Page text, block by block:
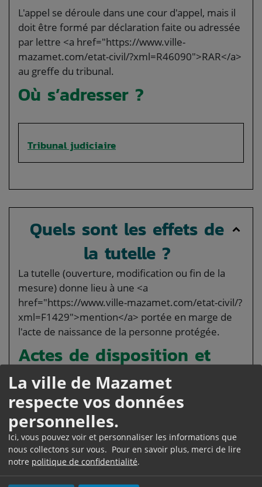
La ville de Mazamet
respecte vos données
personnelles.
Ici, vous pouvez voir et personnaliser les informations que
nous collectons sur vous. Pour en savoir plus, merci de lire
notre politique de confidentialité.
L'appel se déroule dans une cour d'appel, mais il
doit être formé par déclaration faite ou adressée
par lettre <a href="https://www.ville-
mazamet.com/etat-civil/?xml=R46090">RAR</a>
au greffe du tribunal.
Où s’adresser ?
Tribunal judiciaire
Quels sont les effets de
la tutelle ?
La tutelle (ouverture, modification ou fin de la
mesure) donne lieu à une <a
href="https://www.ville-mazamet.com/etat-civil/?
xml=F1429">mention</a> portée en marge de
l'acte de naissance de la personne protégée.
Actes de disposition et
d'administration
C'est le juge qui autorise les <a
href="https://www.ville-mazamet.com/etat-civil/?
xml=R15441">actes de disposition</a>.
Les <a href="https://www.ville-
mazamet.com/etat-civil/?xml=R38576">actes